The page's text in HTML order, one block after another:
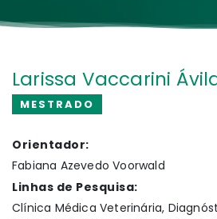
Larissa Vaccarini
MESTRADO
Orientador:
Fabiana Azevedo Voorwald
Linhas de Pesquisa:
Clínica Médica Veterinária,